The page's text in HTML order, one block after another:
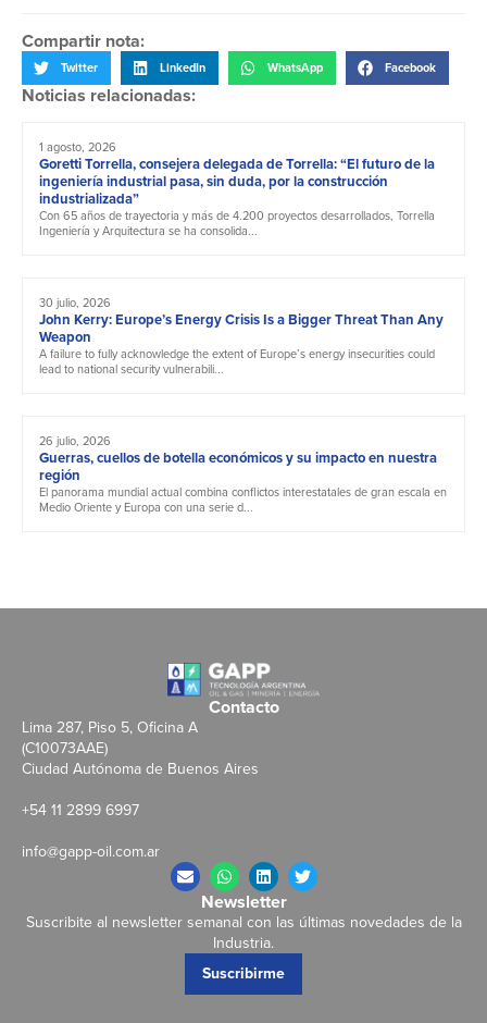
Compartir nota:
Twitter LinkedIn WhatsApp Facebook
Noticias relacionadas:
1 agosto, 2026
Goretti Torrella, consejera delegada de Torrella: “El futuro de la
ingeniería industrial pasa, sin duda, por la construcción
industrializada”
Con 65 años de trayectoria y más de 4.200 proyectos desarrollados, Torrella
Ingeniería y Arquitectura se ha consolida...
30 julio, 2026
John Kerry: Europe’s Energy Crisis Is a Bigger Threat Than Any
Weapon
A failure to fully acknowledge the extent of Europe’s energy insecurities could
lead to national security vulnerabili...
26 julio, 2026
Guerras, cuellos de botella económicos y su impacto en nuestra
región
El panorama mundial actual combina conflictos interestatales de gran escala en
Medio Oriente y Europa con una serie d...
Contacto
Lima 287, Piso 5, Oficina A
(C10073AAE)
Ciudad Autónoma de Buenos Aires
+54 11 2899 6997
info@gapp-oil.com.ar
Newsletter
Suscribite al newsletter semanal con las últimas novedades de la
Industria.
Suscribirme